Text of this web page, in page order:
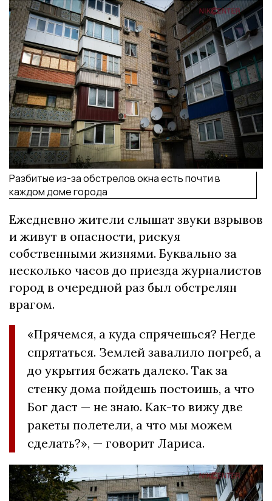
Разбитые из-за обстрелов окна есть почти в
каждом доме города
Ежедневно жители слышат звуки взрывов
и живут в опасности, рискуя
собственными жизнями. Буквально за
несколько часов до приезда журналистов
город в очередной раз был обстрелян
врагом.
«Прячемся, а куда спрячешься? Негде
спрятаться. Землей завалило погреб, а
до укрытия бежать далеко. Так за
стенку дома пойдешь постоишь, а что
Бог даст — не знаю. Как-то вижу две
ракеты полетели, а что мы можем
сделать?», — говорит Лариса.